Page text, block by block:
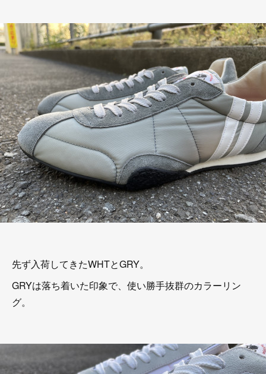
先ず入荷してきたWHTとGRY。
GRYは落ち着いた印象で、使い勝手抜群のカラーリン
グ。